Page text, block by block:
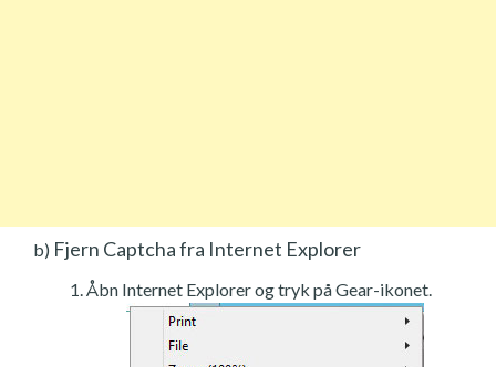
b) Fjern Captcha fra Internet Explorer
Åbn Internet Explorer og tryk på Gear-ikonet.